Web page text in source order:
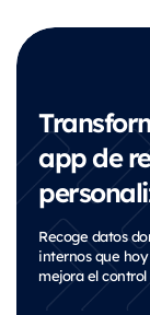
app de
Recoge datos
internos que
mejora el